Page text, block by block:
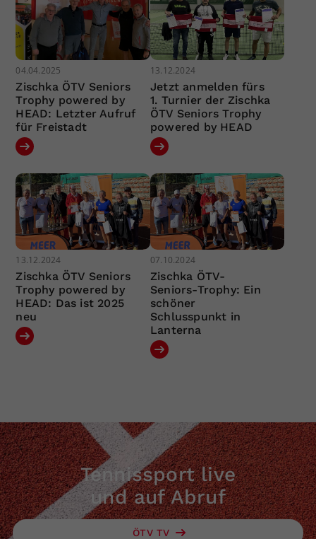
04.04.2025
Zischka ÖTV Seniors
Trophy powered by
HEAD: Letzter Aufruf
für Freistadt
13.12.2024
Jetzt anmelden fürs
1. Turnier der Zischka
ÖTV Seniors Trophy
powered by HEAD
13.12.2024
Zischka ÖTV Seniors
Trophy powered by
HEAD: Das ist 2025
neu
07.10.2024
Zischka ÖTV-
Seniors-Trophy: Ein
schöner
Schlusspunkt in
Lanterna
Tennissport live
und auf Abruf
ÖTV TV